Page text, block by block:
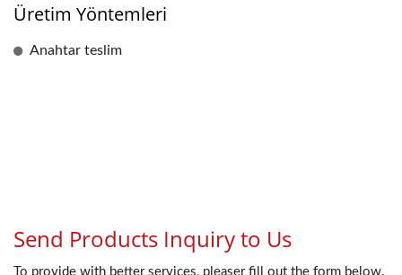
Üretim Yöntemleri
Anahtar teslim